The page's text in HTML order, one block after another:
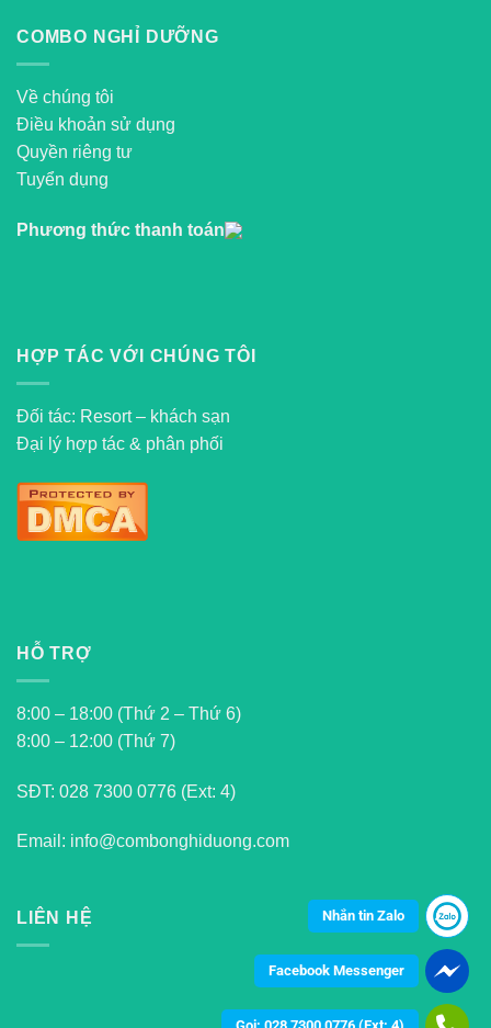
COMBO NGHỈ DƯỠNG
Về chúng tôi
Điều khoản sử dụng
Quyền riêng tư
Tuyển dụng
Phương thức thanh toán
HỢP TÁC VỚI CHÚNG TÔI
Đối tác: Resort – khách sạn
Đại lý hợp tác & phân phối
HỖ TRỢ
8:00 – 18:00 (Thứ 2 – Thứ 6)
8:00 – 12:00 (Thứ 7)
SĐT: 028 7300 0776 (Ext: 4)
Email: info@combonghiduong.com
LIÊN HỆ Nhắn tin Zalo
Facebook Messenger